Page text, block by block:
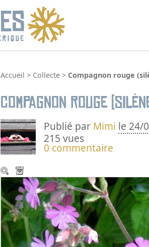
Accueil > Collecte > Compagnon rouge
Compagnon rouge
Publié par Mimi le 24/
215 vues
0 commentaire